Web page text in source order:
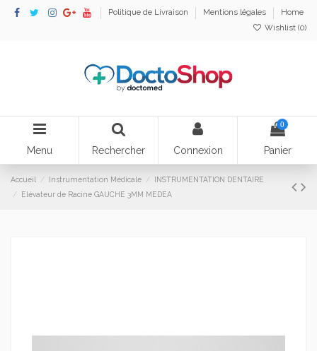
Politique de Livraison Mentions légales
Home
Wishlist (0)
Menu Rechercher Connexion
0
Panier
Accueil Instrumentation Médicale
INSTRUMENTATION DENTAIRE
Elévateur de Racine GAUCHE 3MM MEDEA